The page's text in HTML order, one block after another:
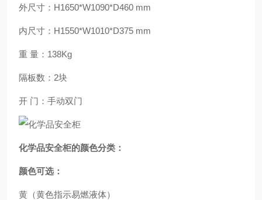
外尺寸：H1650*W1090*D460 mm
内尺寸：H1550*W1010*D375 mm
重 量：138Kg
隔板数：2块
开 门：手动双门
化学品安全柜的颜色分类：
颜色可选：
黄（黄色指示易燃液体）